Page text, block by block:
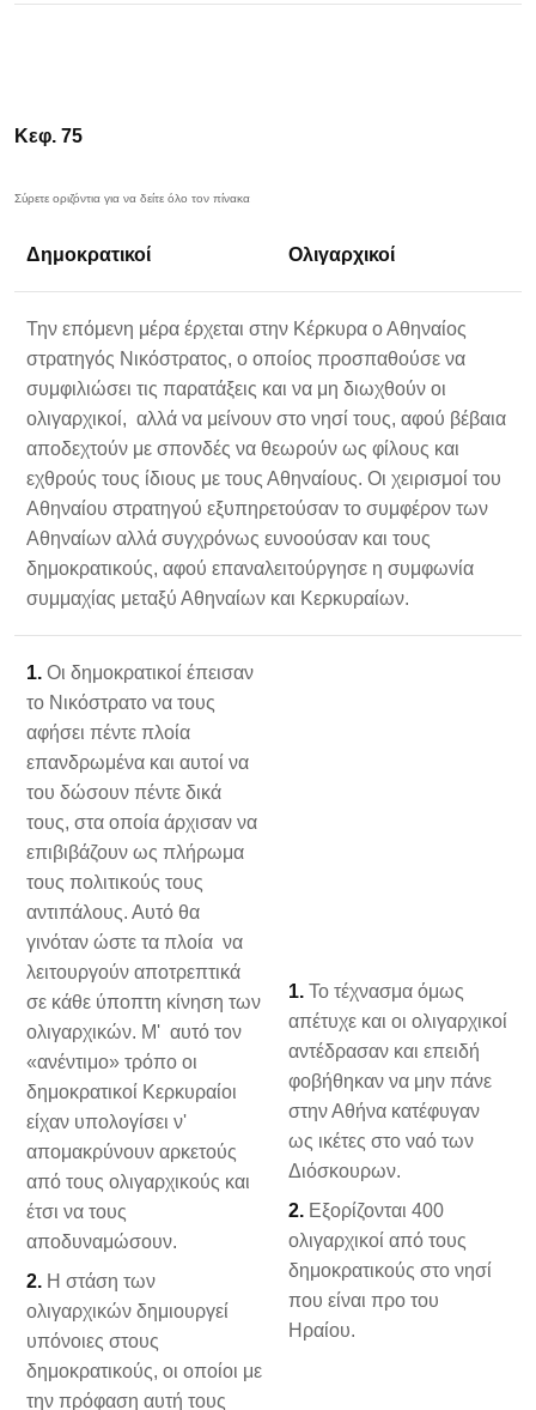
Κεφ. 75
Δημοκρατικοί Ολιγαρχικοί
Την επόμενη μέρα έρχεται στην Κέρκυρα ο Αθηναίος
στρατηγός Νικόστρατος, ο οποίος προσπαθούσε να
συμφιλιώσει τις παρατάξεις και να μη διωχθούν οι
ολιγαρχικοί, αλλά να μείνουν στο νησί τους, αφού βέβαια
αποδεχτούν με σπονδές να θεωρούν ως φίλους και
εχθρούς τους ίδιους με τους Αθηναίους. Οι χειρισμοί του
Αθηναίου στρατηγού εξυπηρετούσαν το συμφέρον των
Αθηναίων αλλά συγχρόνως ευνοούσαν και τους
δημοκρατικούς, αφού επαναλειτούργησε η συμφωνία
συμμαχίας μεταξύ Αθηναίων και Κερκυραίων.
1. Οι δημοκρατικοί έπεισαν
το Νικόστρατο να τους
αφήσει πέντε πλοία
επανδρωμένα και αυτοί να
του δώσουν πέντε δικά
τους, στα οποία άρχισαν να
επιβιβάζουν ως πλήρωμα
τους πολιτικούς τους
αντιπάλους. Αυτό θα
γινόταν ώστε τα πλοία να
λειτουργούν αποτρεπτικά
σε κάθε ύποπτη κίνηση των
ολιγαρχικών. Μ' αυτό τον
«ανέντιμο» τρόπο οι
δημοκρατικοί Κερκυραίοι
είχαν υπολογίσει ν'
απομακρύνουν αρκετούς
από τους ολιγαρχικούς και
έτσι να τους
αποδυναμώσουν.
2. Η στάση των
ολιγαρχικών δημιουργεί
υπόνοιες στους
δημοκρατικούς, οι οποίοι με
την πρόφαση αυτή τους
1. Το τέχνασμα όμως
απέτυχε και οι ολιγαρχικοί
αντέδρασαν και επειδή
φοβήθηκαν να μην πάνε
στην Αθήνα κατέφυγαν
ως ικέτες στο ναό των
Διόσκουρων.
2. Εξορίζονται 400
ολιγαρχικοί από τους
δημοκρατικούς στο νησί
που είναι προ του
Ηραίου.